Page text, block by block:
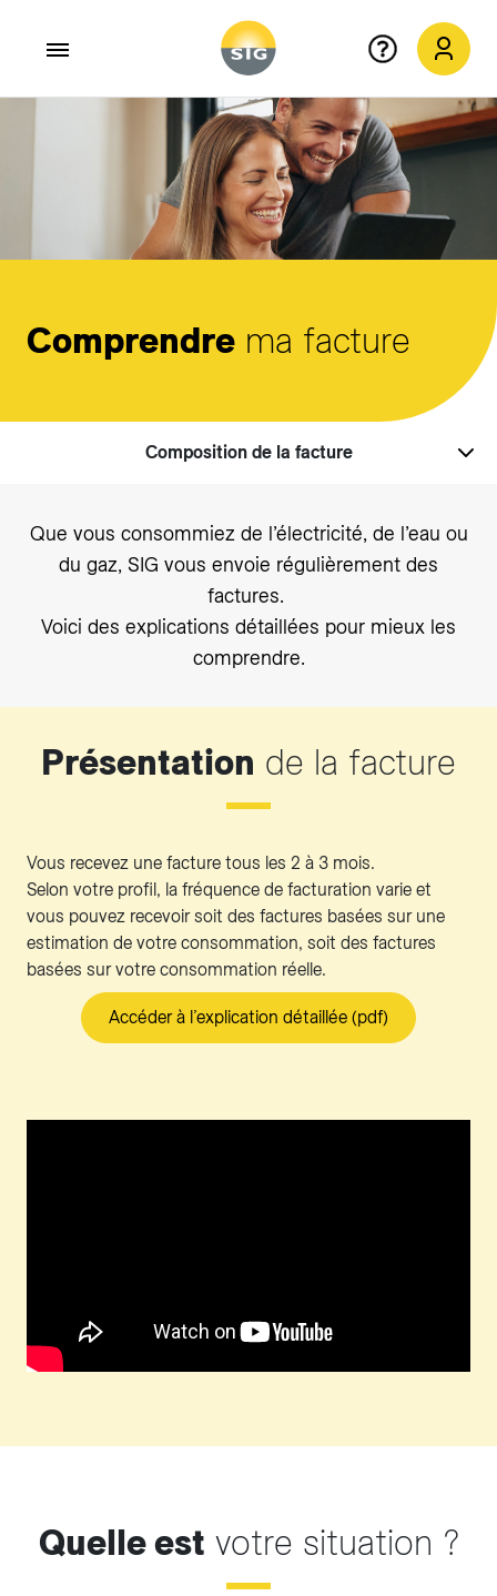
Aller au contenu principal
Comprendre ma facture
Composition de la facture
Que vous consommiez de l’électricité, de l’eau ou
du gaz, SIG vous envoie régulièrement des
factures.
Voici des explications détaillées pour mieux les
comprendre.
Présentation de la facture
Vous recevez une facture tous les 2 à 3 mois.
Selon votre profil, la fréquence de facturation varie et
vous pouvez recevoir soit des factures basées sur une
estimation de votre consommation, soit des factures
basées sur votre consommation réelle.
Accéder à l’explication détaillée (pdf)
Quelle est votre situation ?